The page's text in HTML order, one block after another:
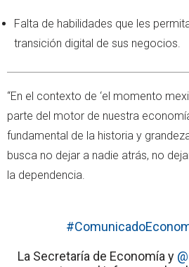
Falta de habilidades que les
transición digital de sus negocios.
“En el contexto de ‘el momento
parte del motor de nuestra
fundamental de la historia y
busca no dejar a nadie atrás, no
la dependencia.
La Secretaría de Economía y